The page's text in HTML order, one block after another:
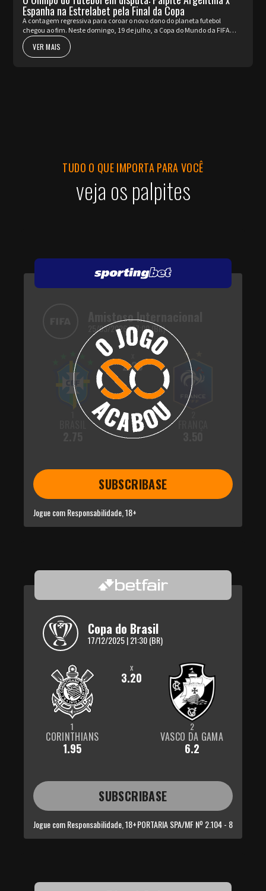
Espanha na Estrelabet pela Final da Copa
A contagem regressiva para coroar o novo dono do planeta futebol
chegou ao fim. Neste domingo, 19 de julho, a Copa do Mundo da FIFA
2026™ apresenta o seu ato mais nobre e aguardado. Argentina e Espa...
VER MAIS
TUDO O QUE IMPORTA PARA VOCÊ
veja os palpites
Amistoso Internacional
25/03/2026 | 17:00 (BR)
2.30
SUBSCRIBASE
Jogue com Responsabilidade, 18+
Copa do Brasil
17/12/2025 | 21:30 (BR)
1
CORINTHIANS
1.95
x
3.20
2
VASCO DA GAMA
6.2
SUBSCRIBASE
Jogue com Responsabilidade, 18+PORTARIA SPA/MF Nº 2.104 - 8